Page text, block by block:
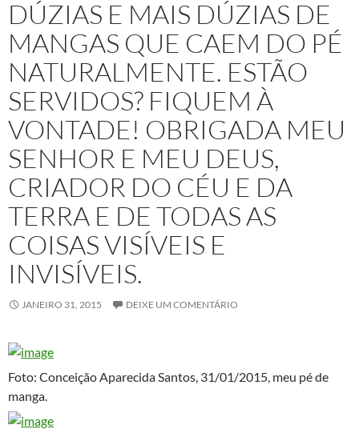
DÚZIAS E MAIS DÚZIAS DE
MANGAS QUE CAEM DO PÉ
NATURALMENTE. ESTÃO
SERVIDOS? FIQUEM À
VONTADE! OBRIGADA MEU
SENHOR E MEU DEUS,
CRIADOR DO CÉU E DA
TERRA E DE TODAS AS
COISAS VISÍVEIS E
INVISÍVEIS.
JANEIRO 31, 2015 DEIXE UM COMENTÁRIO
Foto: Conceição Aparecida Santos, 31/01/2015, meu pé de
manga.